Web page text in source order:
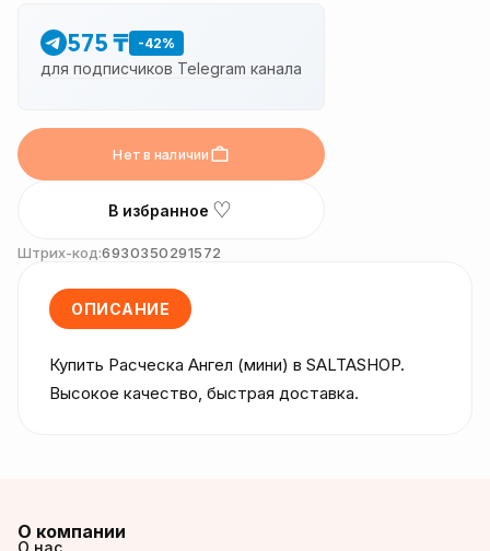
575 ₸ -42%
для подписчиков Telegram канала
Нет в наличии
В избранное ♡
Штрих-код:6930350291572
ОПИСАНИЕ
Купить Расческа Ангел (мини) в SALTASHOP.
Высокое качество, быстрая доставка.
О компании
О нас